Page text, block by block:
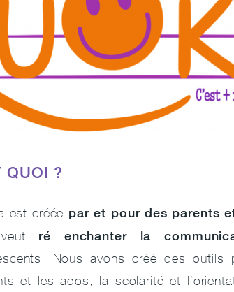
QUOI ?
est créée par et pour des parents
ré enchanter la
Nous avons créé des outils
et les ados, la scolarité et